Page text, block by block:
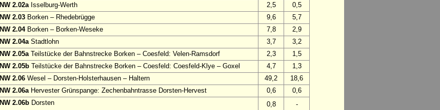
NW 2.02aIsselburg-Werth 2,5
0,5
NW 2.03 Borken – Rhedebrügge 9,6
5,7
NW 2.04Borken – Borken-Weseke 7,8
2,9
NW 2.04aStadtlohn 3,7
3,2
NW 2.05aTeilstücke der Bahnstrecke Borken – Coesfeld: Velen-Ramsdorf 2,3
1,5
NW 2.05b Teilstücke der Bahnstrecke Borken – Coesfeld: Coesfeld-Klye – Goxel 4,7
1,3
NW 2.06 Wesel – Dorsten-Holsterhausen – Haltern 49,2
18,6
NW 2.06aHervester Grünspange: Zechenbahntrasse Dorsten-Hervest 0,6
0,6
NW 2.06b Dorsten 0,8
-